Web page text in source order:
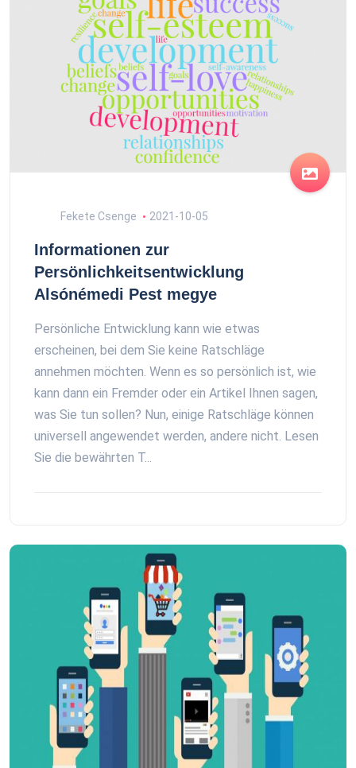
Fekete Csenge 2021-10-05
Informationen zur
Persönlichkeitsentwicklung
Alsónémedi Pest megye
Persönliche Entwicklung kann wie etwas
erscheinen, bei dem Sie keine Ratschläge
annehmen möchten. Wenn es so persönlich ist, wie
kann dann ein Fremder oder ein Artikel Ihnen sagen,
was Sie tun sollen? Nun, einige Ratschläge können
universell angewendet werden, andere nicht. Lesen
Sie die bewährten T...